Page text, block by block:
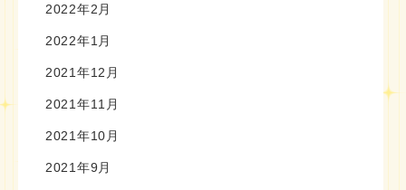
2022年2月
2022年1月
2021年12月
2021年11月
2021年10月
2021年9月